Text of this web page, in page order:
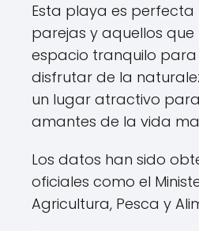
Esta playa es
parejas y aquellos que
espacio tranquilo para
disfrutar de la
un lugar atractivo
amantes de la vida
Los datos han sido
oficiales como el
Agricultura, Pesca y